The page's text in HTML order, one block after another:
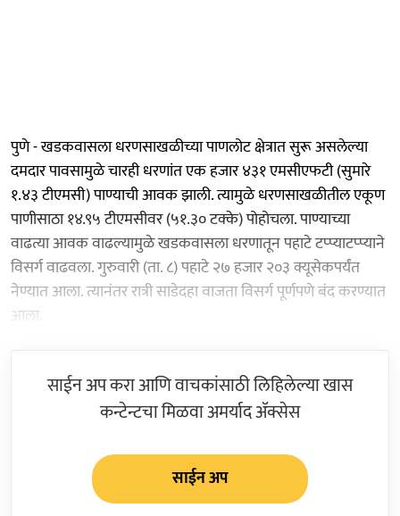
पुणे - खडकवासला धरणसाखळीच्या पाणलोट क्षेत्रात सुरू असलेल्या
दमदार पावसामुळे चारही धरणांत एक हजार ४३१ एमसीएफटी (सुमारे
१.४३ टीएमसी) पाण्याची आवक झाली. त्यामुळे धरणसाखळीतील एकूण
पाणीसाठा १४.९५ टीएमसीवर (५१.३० टक्के) पोहोचला. पाण्याच्या
वाढत्या आवक वाढल्यामुळे खडकवासला धरणातून पहाटे टप्प्याटप्प्याने
विसर्ग वाढवला. गुरुवारी (ता. ८) पहाटे २७ हजार २०३ क्यूसेकपर्यंत
नेण्यात आला. त्यानंतर रात्री साडेदहा वाजता विसर्ग पूर्णपणे बंद करण्यात
आला.
साईन अप करा आणि वाचकांसाठी लिहिलेल्या खास
कन्टेन्टचा मिळवा अमर्याद ॲक्सेस
साईन अप